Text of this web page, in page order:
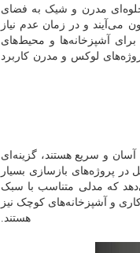
جلوه‌ای مدرن و شیک به فضای
می‌آیند و در زمان عدم نیاز
برای آشپزخانه‌ها و محیط‌های
لوکس و مدرن کاربرد
و سریع هستند، گزینه‌ای
در پروژه‌های بازسازی بسیار
که مدلی متناسب با سبک
و آشپزخانه‌های کوچک نیز